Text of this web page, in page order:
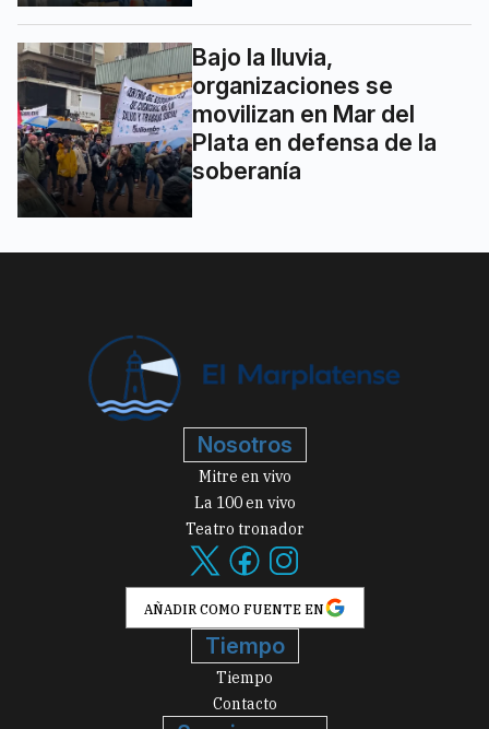
Bajo la lluvia,
organizaciones se
movilizan en Mar del
Plata en defensa de la
soberanía
Nosotros
Mitre en vivo
La 100 en vivo
Teatro tronador
AÑADIR COMO FUENTE EN
Tiempo
Tiempo
Contacto